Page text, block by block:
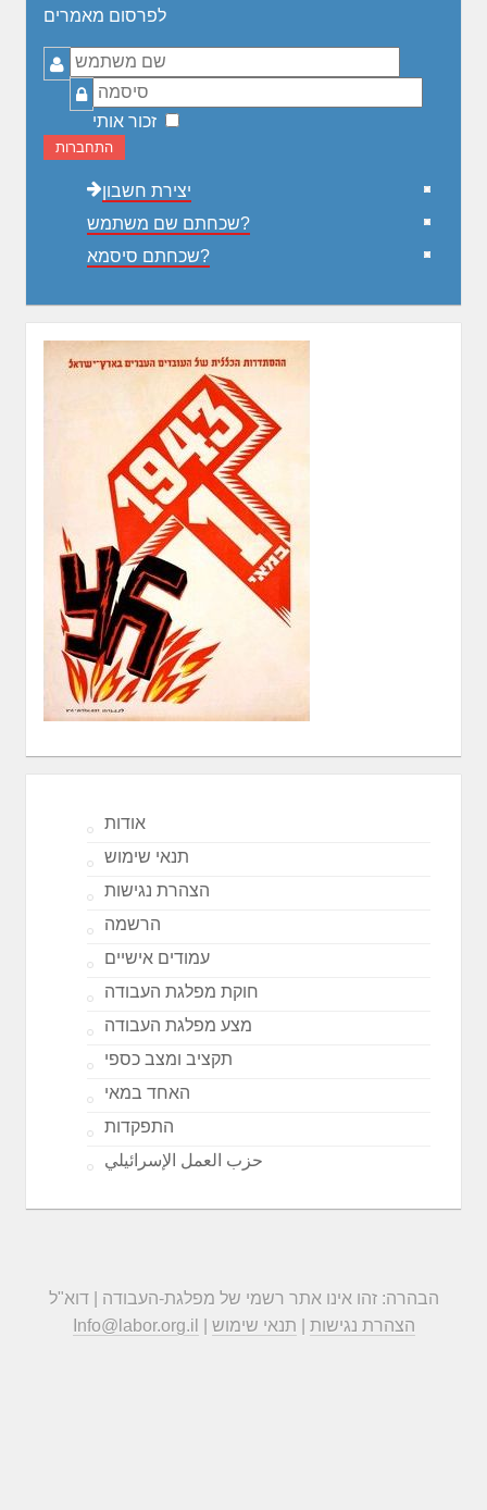
לפרסום מאמרים
שם
משתמש
סיסמה
זכור אותי
התחברות
יצירת חשבון
שכחתם שם משתמש?
שכחתם סיסמא?
אודות
תנאי שימוש
הצהרת נגישות
הרשמה
עמודים אישיים
חוקת מפלגת העבודה
מצע מפלגת העבודה
תקציב ומצב כספי
האחד במאי
התפקדות
حزب العمل الإسرائيلي
הבהרה: זהו אינו אתר רשמי של מפלגת-העבודה | דוא"ל
Info@labor.org.il
הצהרת נגישות תנאי שימוש